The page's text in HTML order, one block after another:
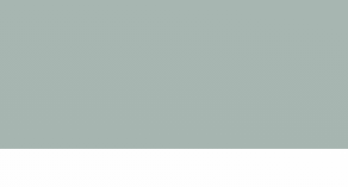
Rétro – 3,09 x 4,57 x 3.09 x 1.56 ml –